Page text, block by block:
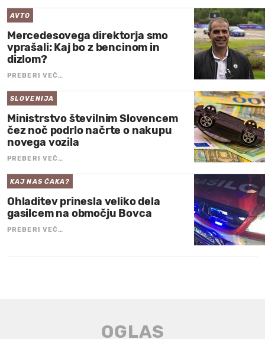
AVTO
Mercedesovega direktorja smo
vprašali: Kaj bo z bencinom in
dizlom?
PREBERI VEČ…
SLOVENIJA
Ministrstvo številnim Slovencem
čez noč podrlo načrte o nakupu
novega vozila
PREBERI VEČ…
KAJ NAS ČAKA?
Ohladitev prinesla veliko dela
gasilcem na območju Bovca
PREBERI VEČ…